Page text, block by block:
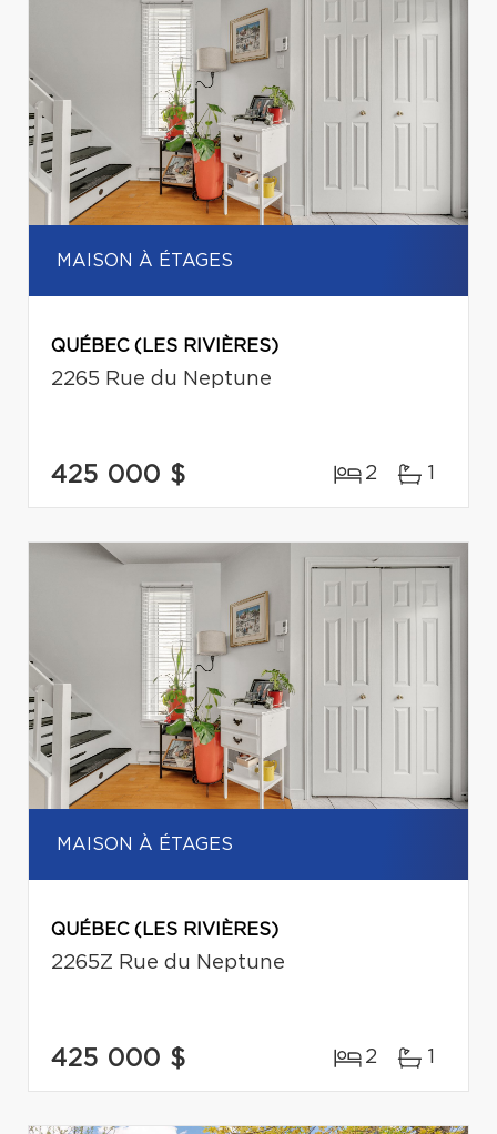
MAISON À ÉTAGES
QUÉBEC (LES RIVIÈRES)
2265 Rue du Neptune
425 000 $ 2 1
MAISON À ÉTAGES
QUÉBEC (LES RIVIÈRES)
2265Z Rue du Neptune
425 000 $ 2 1